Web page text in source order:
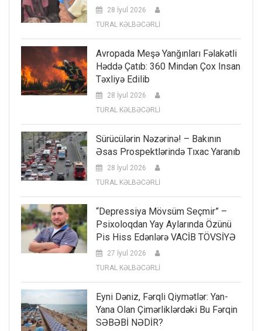
28 İyul 2026
TURAL KƏLBƏCƏRLİ
Avropada Meşə Yanğınları Fəlakətli
Həddə Çatıb: 360 Mindən Çox Insan
Təxliyə Edilib
28 İyul 2026
TURAL KƏLBƏCƏRLİ
Sürücülərin Nəzərinə! – Bakının
Əsas Prospektlərində Tıxac Yaranıb
28 İyul 2026
TURAL KƏLBƏCƏRLİ
“Depressiya Mövsüm Seçmir” –
Psixoloqdan Yay Aylarında Özünü
Pis Hiss Edənlərə VACİB TÖVSİYƏ
27 İyul 2026
TURAL KƏLBƏCƏRLİ
Eyni Dəniz, Fərqli Qiymətlər: Yan-
Yana Olan Çimərliklərdəki Bu Fərqin
SƏBƏBİ NƏDİR?